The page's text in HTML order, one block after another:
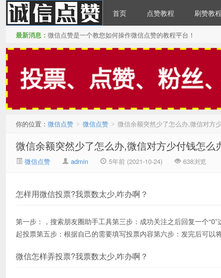
微信点赞
首页 点赞教程 刷赞教程
最新消息： 微信点赞是一个教您如何操作微信点赞的教程平台！
你的位置： 微信点赞 > 微信点赞 > 微信余额突然少了怎么办,微信对方
微信余额突然少了怎么办,微信对方少付钱怎么
微信点赞 admin 5年前 (2021-10-24) 638浏览
怎样用微信投票?我票数太少,咋办啊？
第一步：，搜索朋友圈助手工具第三步：成功关注之后回复一个
起投票第五步：根据自己的需要填写投票内容第六步：发完后可以
微信怎样弄投票?我票数太少,咋办啊？